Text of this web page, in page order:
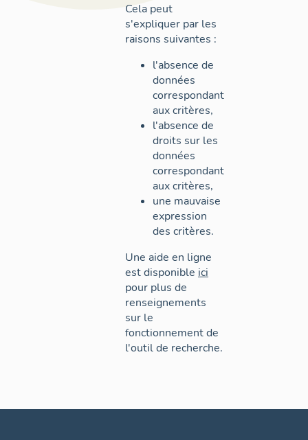
Cela peut
s'expliquer par les
raisons suivantes :
l'absence de
données
correspondant
aux critères,
l'absence de
droits sur les
données
correspondant
aux critères,
une mauvaise
expression
des critères.
Une aide en ligne
est disponible ici
pour plus de
renseignements
sur le
fonctionnement de
l'outil de recherche.